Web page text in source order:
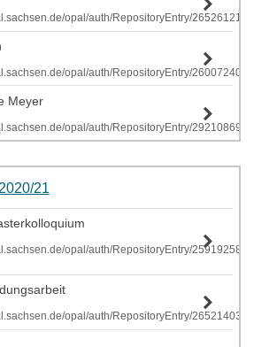
opal/auth/RepositoryEntry/
opal/auth/RepositoryEntry/
Meyer
opal/auth/RepositoryEntry/
21
opal/auth/RepositoryEntry/
opal/auth/RepositoryEntry/